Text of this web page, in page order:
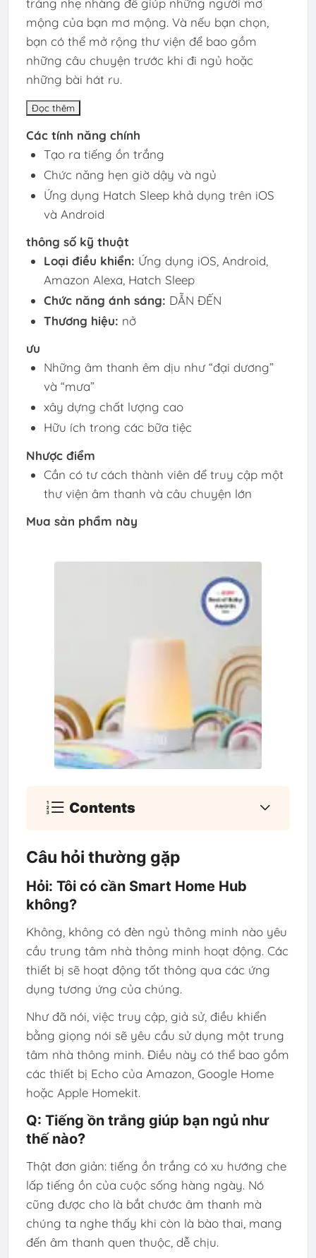
trắng nhẹ nhàng để giúp những người mơ
mộng của bạn mơ mộng. Và nếu bạn chọn,
bạn có thể mở rộng thư viện để bao gồm
những câu chuyện trước khi đi ngủ hoặc
những bài hát ru.
Đọc thêm
Các tính năng chính
Tạo ra tiếng ồn trắng
Chức năng hẹn giờ dậy và ngủ
Ứng dụng Hatch Sleep khả dụng trên iOS
và Android
thông số kỹ thuật
Loại điều khiển: Ứng dụng iOS, Android,
Amazon Alexa, Hatch Sleep
Chức năng ánh sáng: DẪN ĐẾN
Thương hiệu: nở
ưu
Những âm thanh êm dịu như “đại dương”
và “mưa”
xây dựng chất lượng cao
Hữu ích trong các bữa tiệc
Nhược điểm
Cần có tư cách thành viên để truy cập một
thư viện âm thanh và câu chuyện lớn
Mua sản phẩm này
Contents
Câu hỏi thường gặp
Hỏi: Tôi có cần Smart Home Hub
không?
Không, không có đèn ngủ thông minh nào yêu
cầu trung tâm nhà thông minh hoạt động. Các
thiết bị sẽ hoạt động tốt thông qua các ứng
dụng tương ứng của chúng.
Như đã nói, việc truy cập, giả sử, điều khiển
bằng giọng nói sẽ yêu cầu sử dụng một trung
tâm nhà thông minh. Điều này có thể bao gồm
các thiết bị Echo của Amazon, Google Home
hoặc Apple Homekit.
Q: Tiếng ồn trắng giúp bạn ngủ như
thế nào?
Thật đơn giản: tiếng ồn trắng có xu hướng che
lấp tiếng ồn của cuộc sống hàng ngày. Nó
cũng được cho là bắt chước âm thanh mà
chúng ta nghe thấy khi còn là bào thai, mang
đến âm thanh quen thuộc, dễ chịu.